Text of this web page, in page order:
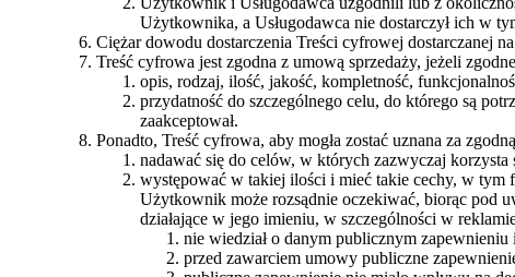
Użytkownika, a Usługodawca nie dostarczył ich w
Ciężar dowodu dostarczenia Treści cyfrowej dostarczanej
Treść cyfrowa jest zgodna z umową sprzedaży, jeżeli
opis, rodzaj, ilość, jakość, kompletność,
przydatność do szczególnego celu, do którego są
zaakceptował.
Ponadto, Treść cyfrowa, aby mogła zostać uznana za
nadawać się do celów, w których zazwyczaj
występować w takiej ilości i mieć takie cechy, w tym
Użytkownik może rozsądnie oczekiwać, biorąc pod
działające w jego imieniu, w szczególności w
nie wiedział o danym publicznym
przed zawarciem umowy publiczne